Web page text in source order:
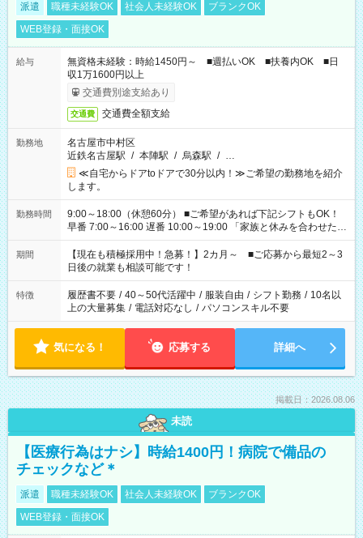
派遣 職種未経験OK 社会人未経験OK
ブランクOK
WEB登録・面接OK
給与
無資格未経験：時給1450円～ ■週払いOK ■扶養内OK ■日
収1万1600円以上
交通費別途支給あり
交通費 交通費全額支給
勤務地
名古屋市中村区
近鉄名古屋駅 / 本陣駅 / 烏森駅 / …
≪自宅からドアtoドアで30分以内！≫ご希望の勤務地を紹介
します。
勤務時間
9:00～18:00（休憩60分） ■ご希望があれば下記シフトもOK！
早番 7:00～16:00 遅番 10:00～19:00 「家族と休みを合わせた
い」 「余裕を持って夕飯の準備がしたい」 「できれば残業はし
たくない」 など、ご希望を教えてくださいね。 ※Wワーク希望
の方へ 今ご覧のお仕事で希望する勤務時間と、もう1つのお仕事
の勤務時間。 合計で週40時間を超える場合は応募できません。
期間
【現在も積極採用中！急募！】2カ月～ ■ご応募から最短2～3
日後の就業も相談可能です！
特徴 履歴書不要 / 40～50代活躍中 / 服装自由 / シフト勤務 / 10名以
上の大量募集 / 電話対応なし / パソコンスキル不要
気になる！ 応募する 詳細へ
掲載日：2026.08.06
未読
【医療行為はナシ】時給1400円！病院で備品の
チェックなど＊
派遣 職種未経験OK 社会人未経験OK
ブランクOK
WEB登録・面接OK